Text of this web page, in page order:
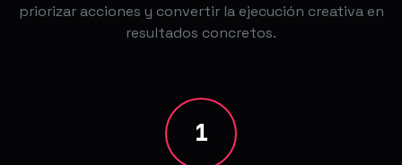
priorizar acciones y convertir la ejecución creativa en
resultados concretos.
1